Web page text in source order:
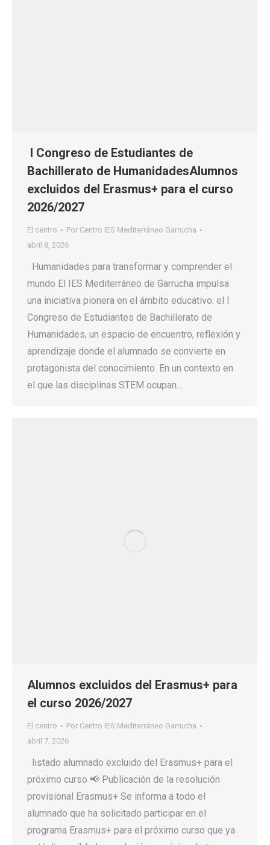
I Congreso de Estudiantes de
Bachillerato de HumanidadesAlumnos
excluidos del Erasmus+ para el curso
2026/2027
El centro Por Centro IES Mediterráneo Garrucha
abril 8, 2026
Humanidades para transformar y comprender el
mundo El IES Mediterráneo de Garrucha impulsa
una iniciativa pionera en el ámbito educativo: el I
Congreso de Estudiantes de Bachillerato de
Humanidades, un espacio de encuentro, reflexión y
aprendizaje donde el alumnado se convierte en
protagonista del conocimiento. En un contexto en
el que las disciplinas STEM ocupan…
Alumnos excluidos del Erasmus+ para
el curso 2026/2027
El centro Por Centro IES Mediterráneo Garrucha
abril 7, 2026
listado alumnado excluido del Erasmus+ para el
próximo curso 📢 Publicación de la resolución
provisional Erasmus+ Se informa a todo el
alumnado que ha solicitado participar en el
programa Erasmus+ para el próximo curso que ya